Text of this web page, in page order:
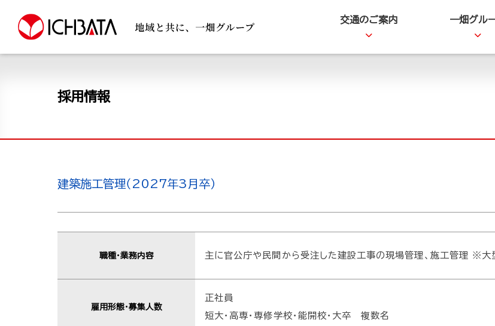
交通のご案内 一畑グル
採用情報
建築施工管理（2027年3月卒）
職種・業務内容 主に官公庁や民間から受注した建設工事の現場管理、施工管理 ※大
雇用形態・募集人数
正社員
短大・高専・専修学校・能開校・大卒 複数名